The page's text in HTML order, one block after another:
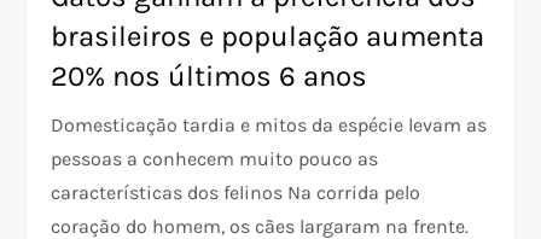
brasileiros e população aumenta
20% nos últimos 6 anos
Domesticação tardia e mitos da espécie levam as
pessoas a conhecem muito pouco as
características dos felinos Na corrida pelo
coração do homem, os cães largaram na frente.